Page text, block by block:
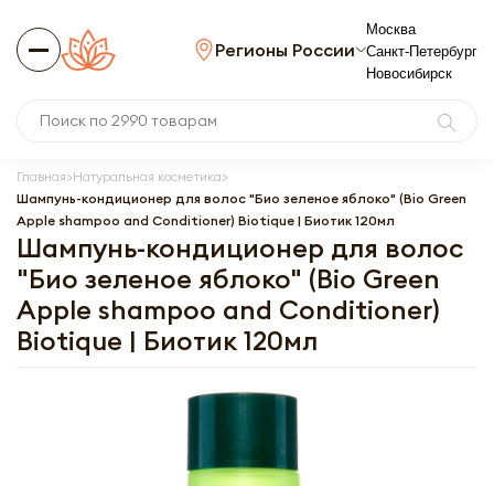
Регионы России
Москва
Санкт-Петербург
Новосибирск
Главная Натуральная косметика
Шампунь-кондиционер для волос "Био зеленое яблоко" (Bio Green
Apple shampoo and Conditioner) Biotique | Биотик 120мл
Шампунь-кондиционер для волос
"Био зеленое яблоко" (Bio Green
Apple shampoo and Conditioner)
Biotique | Биотик 120мл